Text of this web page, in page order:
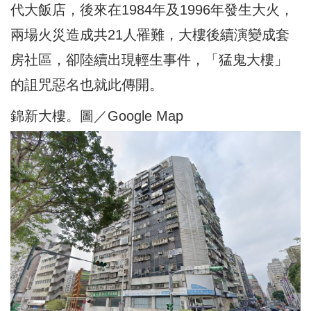
代大飯店，後來在1984年及1996年發生大火，
兩場火災造成共21人罹難，大樓後續演變成套
房社區，卻陸續出現輕生事件，「猛鬼大樓」
的詛咒惡名也就此傳開。
錦新大樓。圖／Google Map